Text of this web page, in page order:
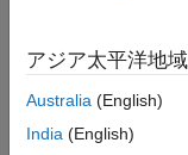
アジア太平洋地域
Australia (English)
India (English)